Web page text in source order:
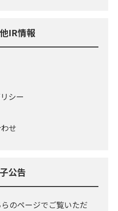
IR情報
シー
せ
公告
のページでご覧いただ